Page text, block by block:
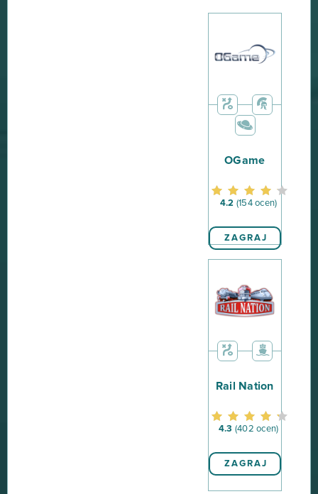
OGame
4.2 (154 ocen)
ZAGRAJ
Rail Nation
4.3 (402 ocen)
ZAGRAJ